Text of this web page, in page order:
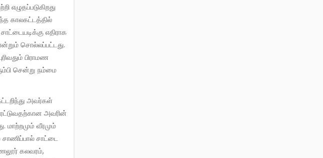
காலகட்டத்தில்
எதிராக
சொல்லப்பட்டது.
பிராமண
சென்று நம்மை
அவரின்
மாற்றமும் வீரமும்
சாட்டை
கலவரம்,